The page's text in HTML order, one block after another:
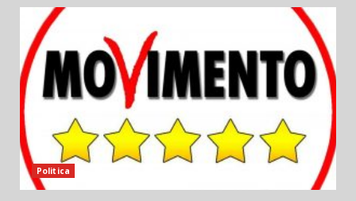
Politica